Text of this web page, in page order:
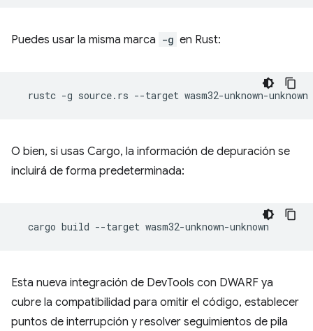
Puedes usar la misma marca -g en Rust:
rustc -g source.rs --target wasm32-unknown-unknown
O bien, si usas Cargo, la información de depuración se
incluirá de forma predeterminada:
cargo build --target
Esta nueva integración de DevTools con DWARF ya
cubre la compatibilidad para omitir el código, establecer
puntos de interrupción y resolver seguimientos de pila